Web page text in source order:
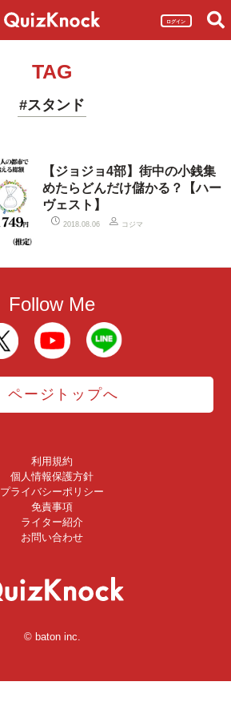
ログイン
TAG
#スタンド
【ジョジョ4部】街中の小銭集
めたらどんだけ儲かる？【ハー
ヴェスト】
2018.08.06 コジマ
Follow Me
ページトップへ
利用規約
個人情報保護方針
プライバシーポリシー
免責事項
ライター紹介
お問い合わせ
© baton inc.